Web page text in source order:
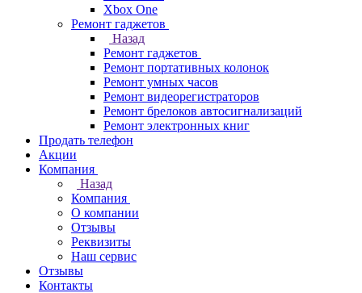
Xbox One
Ремонт гаджетов
Назад
Ремонт гаджетов
Ремонт портативных колонок
Ремонт умных часов
Ремонт видеорегистраторов
Ремонт брелоков автосигнализаций
Ремонт электронных книг
Продать телефон
Акции
Компания
Назад
Компания
О компании
Отзывы
Реквизиты
Наш сервис
Отзывы
Контакты